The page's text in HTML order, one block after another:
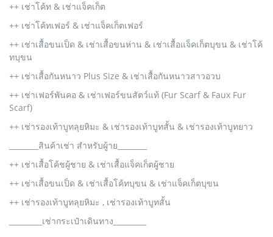
++ เช่าโค้ท & เช่าแจ็คเก็ต
++ เช่าโค้ทเฟอร์ & เช่าแจ็คเก็ตเฟอร์
++ เช่าเสื้อขนเป็ด & เช่าเสื้อขนห่าน & เช่าเสื้อแจ็คเก็ตบุขน & เช่าโค้
ทบุขน
++ เช่าเสื้อกันหนาว Plus Size & เช่าเสื้อกันหนาวสาวอวบ
++ เช่าเฟอร์พันคอ & เช่าเฟอร์ขนสัตว์แท้ (Fur Scarf & Faux Fur
Scarf)
++ เช่ารองเท้าบูทลุยหิมะ & เช่ารองเท้าบูทสั้น & เช่ารองเท้าบูทยาว
________สินค้าเช่า สำหรับผู้าย________
++ เช่าเสื้อโค้ชผู้ชาย & เช่าเสื้อแจ็คเก็ตผู้ชาย
++ เช่าเสื้อขนเป็ด & เช่าเสื้อโค้ทบุขน & เช่าแจ็คเก็ตบุขน
++ เช่ารองเท้าบูทลุยหิมะ , เช่ารองเท้าบูทสั้น
_________เช่ากระเป๋าเดินทาง_________